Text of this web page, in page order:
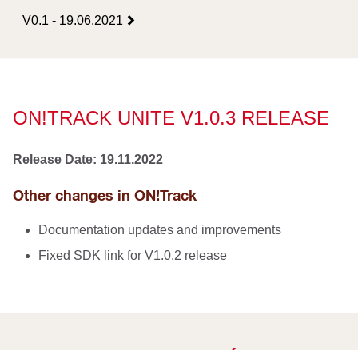
V0.1 - 19.06.2021
ON!TRACK UNITE V1.0.3 RELEASE
Release Date: 19.11.2022
Other changes in ON!Track
Documentation updates and improvements
Fixed SDK link for V1.0.2 release